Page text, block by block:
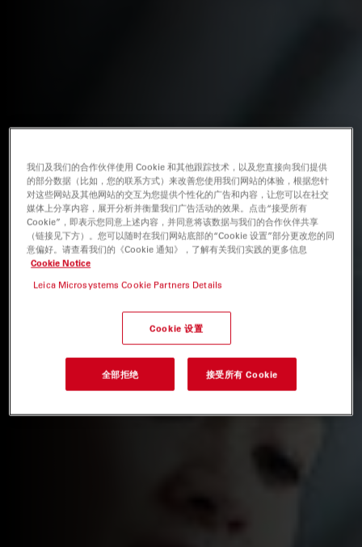
我们及我们的合作伙伴使用 Cookie 和其他跟踪技术，以及您直接向我们提供
的部分数据（比如，您的联系方式）来改善您使用我们网站的体验，根据您针
对这些网站及其他网站的交互为您提供个性化的广告和内容，让您可以在社交
媒体上分享内容，展开分析并衡量我们广告活动的效果。点击“接受所有
Cookie”，即表示您同意上述内容，并同意将该数据与我们的合作伙伴共享
（链接见下方）。您可以随时在我们网站底部的“Cookie 设置”部分更改您的同
意偏好。请查看我们的《Cookie 通知》，了解有关我们实践的更多信息
Cookie Notice
Leica Microsystems Cookie Partners Details
Cookie 设置
全部拒绝 接受所有 Cookie